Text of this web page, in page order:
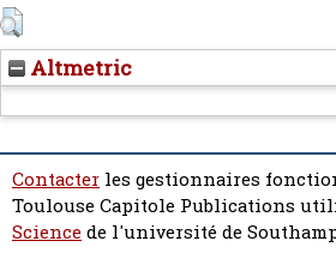
Altmetric
Contacter les gestionnaires
Toulouse Capitole Publications
Sciencede l'université de